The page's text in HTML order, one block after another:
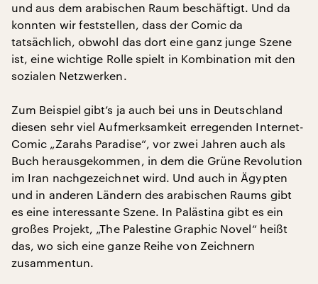
und aus dem arabischen Raum beschäftigt. Und da
konnten wir feststellen, dass der Comic da
tatsächlich, obwohl das dort eine ganz junge Szene
ist, eine wichtige Rolle spielt in Kombination mit den
sozialen Netzwerken.
Zum Beispiel gibt’s ja auch bei uns in Deutschland
diesen sehr viel Aufmerksamkeit erregenden Internet-
Comic „Zarahs Paradise“, vor zwei Jahren auch als
Buch herausgekommen, in dem die Grüne Revolution
im Iran nachgezeichnet wird. Und auch in Ägypten
und in anderen Ländern des arabischen Raums gibt
es eine interessante Szene. In Palästina gibt es ein
großes Projekt, „The Palestine Graphic Novel“ heißt
das, wo sich eine ganze Reihe von Zeichnern
zusammentun.